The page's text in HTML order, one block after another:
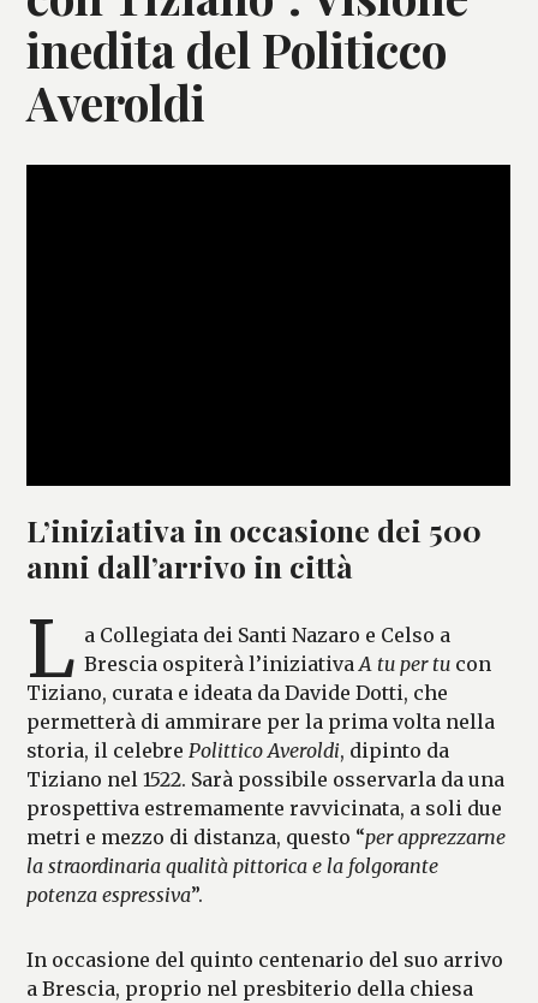
inedita del Politicco
Averoldi
L’iniziativa in occasione dei 500
anni dall’arrivo in città
L a Collegiata dei Santi Nazaro e Celso a
Brescia ospiterà l’iniziativaA tu per tucon
Tiziano, curata e ideata da Davide Dotti, che
permetterà di ammirare per la prima volta nella
storia, il celebrePolittico Averoldi, dipinto da
Tiziano nel 1522. Sarà possibile osservarla da una
prospettiva estremamente ravvicinata, a soli due
metri e mezzo di distanza, questo “per apprezzarne
la straordinaria qualità pittorica e la folgorante
potenza espressiva”.
In occasione del quinto centenario del suo arrivo
a Brescia, proprio nel presbiterio della chiesa